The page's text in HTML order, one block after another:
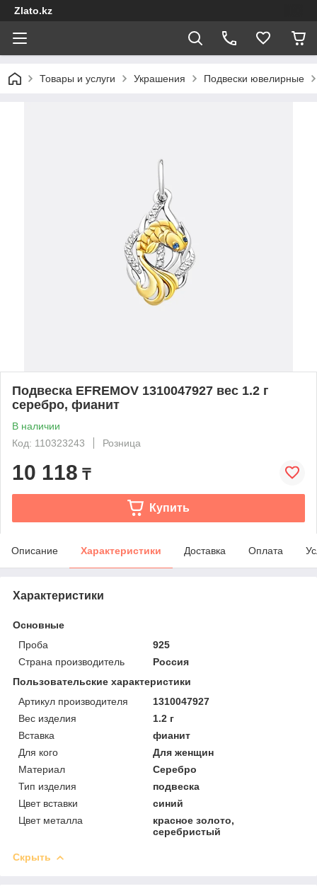
Zlato.kz
Товары и услуги Украшения Подвески ювелирные
Подвеска EFREMOV 1310047927 вес 1.2 г
серебро, фианит
В наличии
Код: 110323243
Розница
10 118 ₸
Купить
Описание Характеристики Доставка Оплата
Характеристики
Основные
Проба
925
Страна производитель
Россия
Пользовательские характеристики
Артикул производителя
1310047927
Вес изделия
1.2 г
Вставка
фианит
Для кого
Для женщин
Материал
Серебро
Тип изделия
подвеска
Цвет вставки
синий
Цвет металла
красное золото,
серебристый
Скрыть